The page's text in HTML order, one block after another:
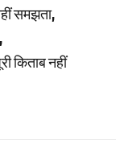
समझता,
किताब नहीं